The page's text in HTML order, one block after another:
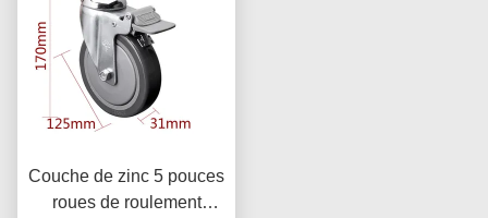
Couche de zinc 5 pouces
roues de roulement